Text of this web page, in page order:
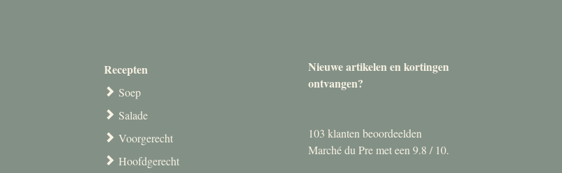
Recepten
Soep
Salade
Voorgerecht
Hoofdgerecht
Nieuwe artikelen en kortingen
ontvangen?
103 klanten beoordeelden
Marché du Pre met een 9.8 / 10.